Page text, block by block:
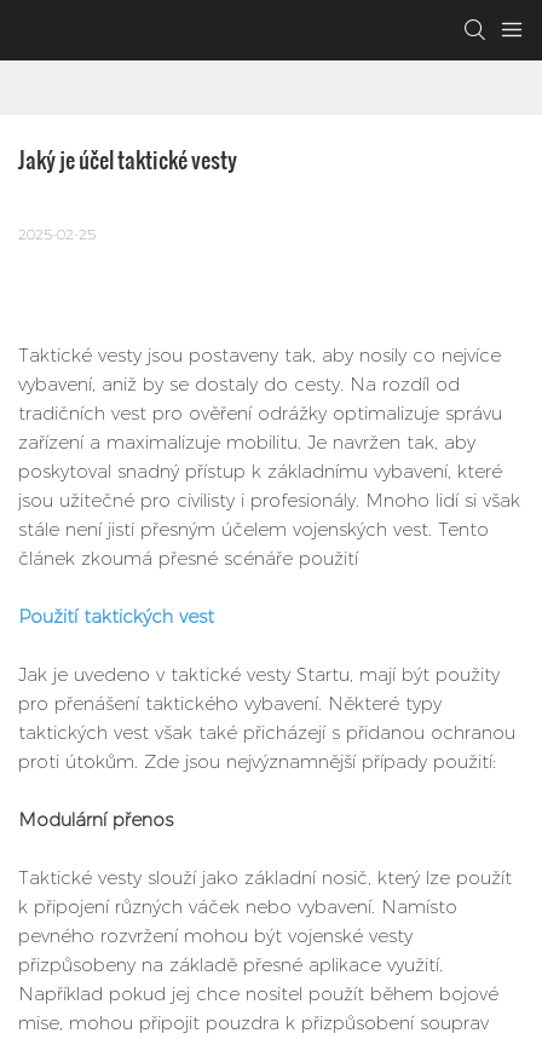
Jaký je účel taktické vesty
2025-02-25
Taktické vesty jsou postaveny tak, aby nosily co nejvíce
vybavení, aniž by se dostaly do cesty. Na rozdíl od
tradičních vest pro ověření odrážky optimalizuje správu
zařízení a maximalizuje mobilitu. Je navržen tak, aby
poskytoval snadný přístup k základnímu vybavení, které
jsou užitečné pro civilisty i profesionály. Mnoho lidí si však
stále není jisti přesným účelem vojenských vest. Tento
článek zkoumá přesné scénáře použití
Použití taktických vest
Jak je uvedeno v taktické vesty Startu, mají být použity
pro přenášení taktického vybavení. Některé typy
taktických vest však také přicházejí s přidanou ochranou
proti útokům. Zde jsou nejvýznamnější případy použití:
Modulární přenos
Taktické vesty slouží jako základní nosič, který lze použít
k připojení různých váček nebo vybavení. Namísto
pevného rozvržení mohou být vojenské vesty
přizpůsobeny na základě přesné aplikace využití.
Například pokud jej chce nositel použít během bojové
mise, mohou připojit pouzdra k přizpůsobení souprav